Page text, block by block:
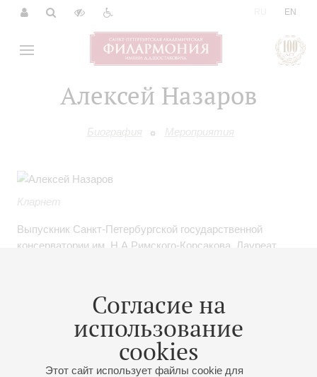
EN
Алексей Назаров
Биография Мероприятия
Согласие на
использование
cookies
Этот сайт использует файлы cookie для
Кларнет
Выпускник Санкт-Петербургской государственной
консерватории им. Н.А.Римского-Корсакова. Лауреат
странам Евросоюза. С 2017-го года является постоянным
солистом Оркестра 1703.